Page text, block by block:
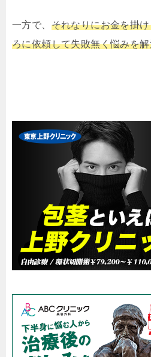
一方で、 それなりにお金を掛
ろに依頼して失敗無く悩みを